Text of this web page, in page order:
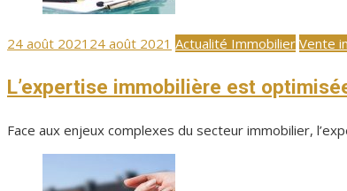
Publié
24 août 2021 24 août 2021 Actualité Immobilier Vente
L’expertise immobilière est
Face aux enjeux complexes du secteur immobilier,